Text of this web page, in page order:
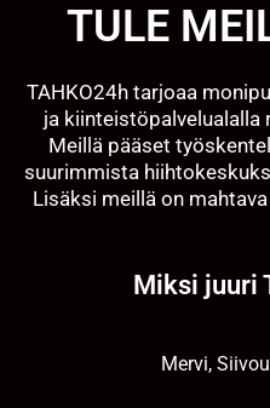
TULE
TAHKO24h tarjoaa
ja kiinteistöpalvelualalla
Meillä pääset
suurimmista
Lisäksi meillä on
Miksi juuri
Mervi,